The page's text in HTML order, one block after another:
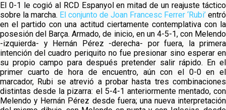
El 0-1 le cogió al RCD Espanyol en mitad de un reajuste táctico
sobre la marcha. El conjunto de Joan Francesc Ferrer ‘Rubi’ entró
en el partido con una actitud ciertamente contemplativa con la
posesión del Barça. Armado, de inicio, en un 4-5-1, con Melendo
-izquierda- y Hernán Pérez -derecha- por fuera, la primera
intención del cuadro periquito no fue presionar sino esperar en
su propio campo para después pretender salir rápido. En el
primer cuarto de hora de encuentro, aún con el 0-0 en el
marcador, Rubi se atrevió a probar hasta tres combinaciones
distintas desde la pizarra: el 5-4-1 anteriormente mentado, con
Melendo y Hernán Pérez desde fuera; una nueva interpretación